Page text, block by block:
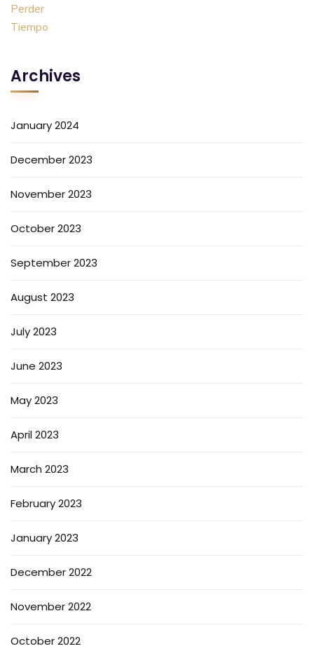
Archives
January 2024
December 2023
November 2023
October 2023
September 2023
August 2023
July 2023
June 2023
May 2023
April 2023
March 2023
February 2023
January 2023
December 2022
November 2022
October 2022